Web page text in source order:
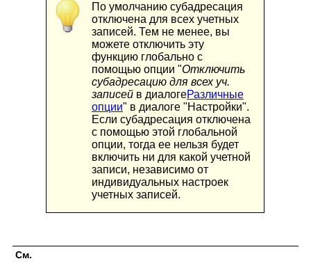
По умолчанию субадресация
отключена для всех учетных
записей. Тем не менее, вы
можете отключить эту
функцию глобально с
помощью опции "Отключить
субадресацию для всех уч.
записей в диалогеРазличные
опции" в диалоге "Настройки".
Если субадресация отключена
с помощью этой глобальной
опции, тогда ее нельзя будет
включить ни для какой учетной
записи, независимо от
индивидуальных настроек
учетных записей.
См.